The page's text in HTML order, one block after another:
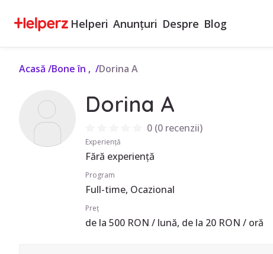
Helperi Anunțuri Despre Blog
Acasă /Bone în , /Dorina A
Dorina A
0(0 recenzii)
Experiență
Fără experiență
Program
Full-time, Ocazional
Preț
de la 500 RON / lună, de la 20 RON / oră